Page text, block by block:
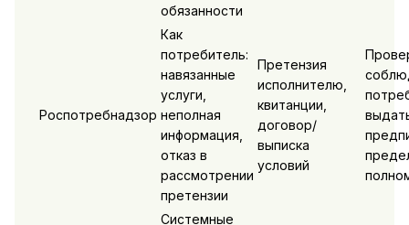
обязанности
Роспотребнадзор
Как
потребитель:
навязанные
услуги,
неполная
информация,
отказ в
рассмотрении
претензии
Претензия
исполнителю,
квитанции,
договор/
выписка
условий
Системные